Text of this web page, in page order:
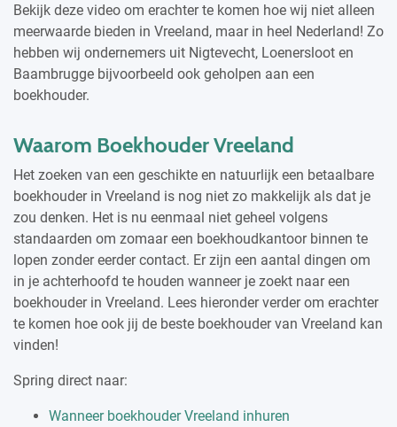
Bekijk deze video om erachter te komen hoe wij niet alleen
meerwaarde bieden in Vreeland, maar in heel Nederland! Zo
hebben wij ondernemers uit Nigtevecht, Loenersloot en
Baambrugge bijvoorbeeld ook geholpen aan een
boekhouder.
Waarom Boekhouder Vreeland
Het zoeken van een geschikte en natuurlijk een betaalbare
boekhouder in Vreeland is nog niet zo makkelijk als dat je
zou denken. Het is nu eenmaal niet geheel volgens
standaarden om zomaar een boekhoudkantoor binnen te
lopen zonder eerder contact. Er zijn een aantal dingen om
in je achterhoofd te houden wanneer je zoekt naar een
boekhouder in Vreeland. Lees hieronder verder om erachter
te komen hoe ook jij de beste boekhouder van Vreeland kan
vinden!
Spring direct naar:
Wanneer boekhouder Vreeland inhuren